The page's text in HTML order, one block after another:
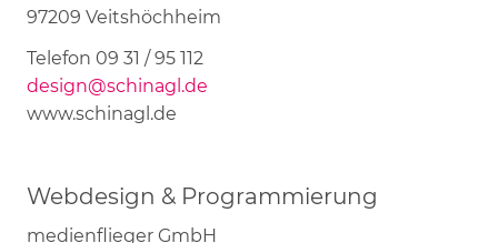
97209 Veitshöchheim
Telefon 09 31 / 95 112
design@schinagl.de
www.schinagl.de
Webdesign & Programmierung
medienflieger GmbH